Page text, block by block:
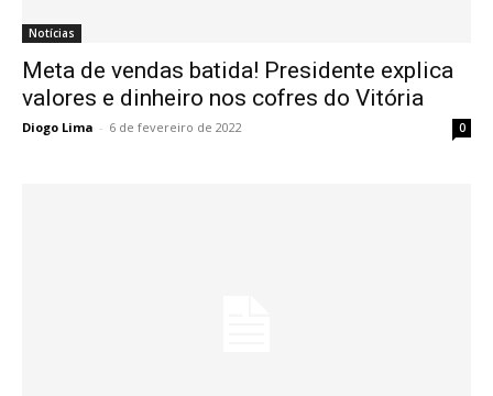
Notícias
Meta de vendas batida! Presidente explica
valores e dinheiro nos cofres do Vitória
Diogo Lima - 6 de fevereiro de 2022 0